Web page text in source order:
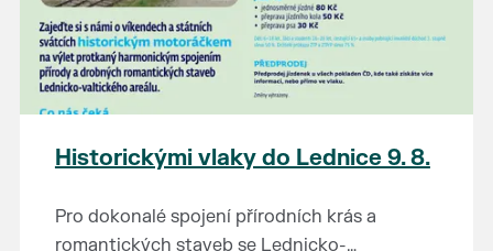
prodejních míst je omezen.
Těšíme se jako vždy!
Historickými vlaky do Lednice 9. 8.
Pro dokonalé spojení přírodních krás a
romantických staveb se Lednicko-